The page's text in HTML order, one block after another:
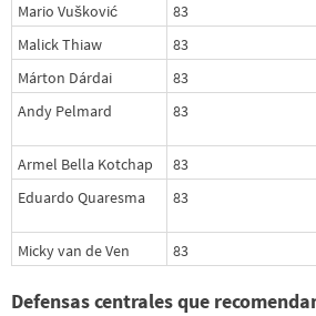
Mario Vušković 83
Malick Thiaw
83
Márton Dárdai
83
Andy Pelmard
83
Armel Bella Kotchap 83
Eduardo Quaresma
83
Micky van de Ven 83
Defensas centrales que